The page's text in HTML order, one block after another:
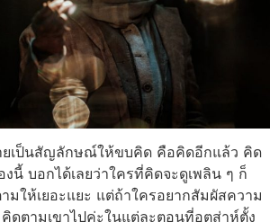
ยเป็นสัญลักษณ์ให้ขบคิด คือคิดอีกแล้ว คิด
งนี้ บอกได้เลยว่าใครที่คิดจะดูเพลิน ๆ ก็
มให้เยอะแยะ แต่ถ้าใครอยากสัมผัสความ
ดตามเขาไปค่ะในแต่ละตอนที่อุตส่าห์ตั้ง